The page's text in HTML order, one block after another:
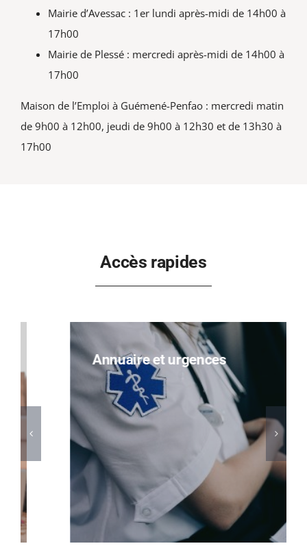
Mairie d’Avessac : 1er lundi après-midi de 14h00 à
17h00
Mairie de Plessé : mercredi après-midi de 14h00 à
17h00
Maison de l’Emploi à Guémené-Penfao : mercredi matin
de 9h00 à 12h00, jeudi de 9h00 à 12h30 et de 13h30 à
17h00
Accès rapides
Annuaire et urgences